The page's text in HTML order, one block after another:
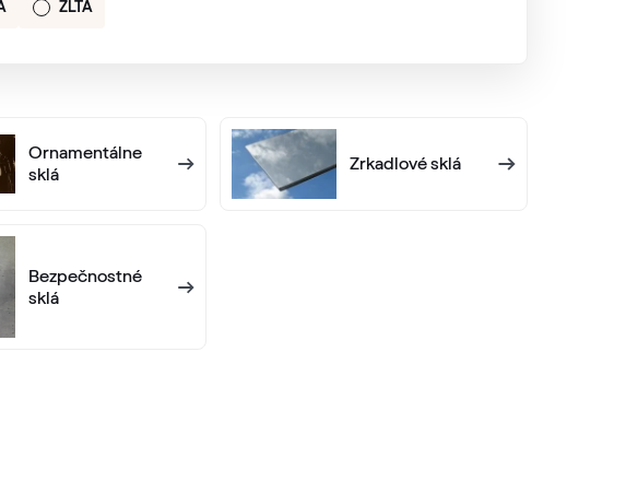
ŽLTÁ
Ornamentálne
sklá
Zrkadlové sklá
Bezpečnostné
sklá